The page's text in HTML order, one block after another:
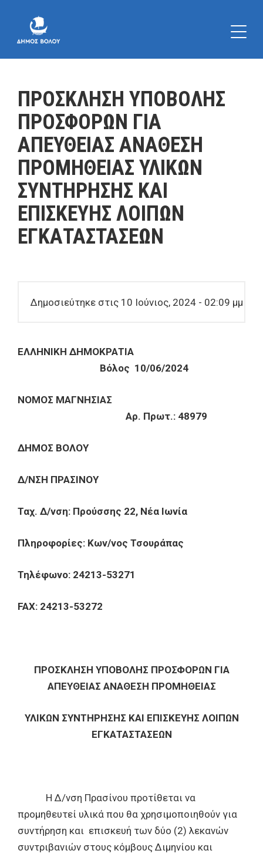
ΠΡΟΣΚΛΗΣΗ ΥΠΟΒΟΛΗΣ
ΠΡΟΣΦΟΡΩΝ ΓΙΑ
ΑΠΕΥΘΕΙΑΣ ΑΝΑΘΕΣΗ
ΠΡΟΜΗΘΕΙΑΣ ΥΛΙΚΩΝ
ΣΥΝΤΗΡΗΣΗΣ ΚΑΙ
ΕΠΙΣΚΕΥΗΣ ΛΟΙΠΩΝ
ΕΓΚΑΤΑΣΤΑΣΕΩΝ
Δημοσιεύτηκε στις 10 Ιούνιος, 2024 - 02:09 μμ
ΕΛΛΗΝΙΚΗ ΔΗΜΟΚΡΑΤΙΑ
Βόλος 10/06/2024
ΝΟΜΟΣ ΜΑΓΝΗΣΙΑΣ
Αρ. Πρωτ.: 48979
ΔΗΜΟΣ ΒΟΛΟΥ
Δ/ΝΣΗ ΠΡΑΣΙΝΟΥ
Ταχ. Δ/νση: Προύσσης 22, Νέα Ιωνία
Πληροφορίες: Κων/νος Τσουράπας
Τηλέφωνο: 24213-53271
FAX: 24213-53272
ΠΡΟΣΚΛΗΣΗ ΥΠΟΒΟΛΗΣ ΠΡΟΣΦΟΡΩΝ ΓΙΑ
ΑΠΕΥΘΕΙΑΣ ΑΝΑΘΕΣΗ ΠΡΟΜΗΘΕΙΑΣ
ΥΛΙΚΩΝ ΣΥΝΤΗΡΗΣΗΣ ΚΑΙ ΕΠΙΣΚΕΥΗΣ ΛΟΙΠΩΝ
ΕΓΚΑΤΑΣΤΑΣΕΩΝ
Η Δ/νση Πρασίνου προτίθεται να
προμηθευτεί υλικά που θα χρησιμοποιηθούν για
συντήρηση και επισκευή των δύο (2) λεκανών
συντριβανιών στους κόμβους Διμηνίου και